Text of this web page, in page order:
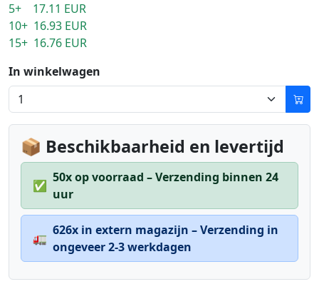
5+ 17.11 EUR
10+ 16.93 EUR
15+ 16.76 EUR
In winkelwagen
📦 Beschikbaarheid en levertijd
✅
50x op voorraad – Verzending binnen 24
uur
🚛
626x in extern magazijn – Verzending in
ongeveer 2-3 werkdagen